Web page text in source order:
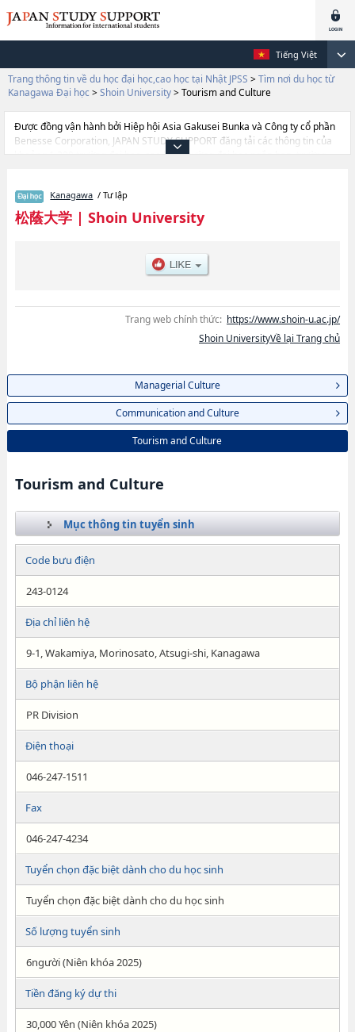
Tiếng Việt
Trang thông tin về du học đại học,cao học tại Nhật JPSS > Tìm nơi du học từ
Kanagawa Đại học > Shoin University> Tourism and Culture
Được đồng vận hành bởi Hiệp hội Asia Gakusei Bunka và Công ty cổ phần
Benesse Corporation, JAPAN STUDY SUPPORT đăng tải các thông tin của
khoảng 1.300 trường đại học, cao học, trường đại học ngắn hạn, trường
thiết dành cho du học sinh, như là về các Ngành Managerial
CulturehoặcNgành Communication and CulturehoặcNgành Tourism and
Culture, thông tin về từng ngành học, thông tin liên quan đến thi tuyển như
Kanagawa / Tư lập
松蔭大学| Shoin University
Trang web chính thức: https://www.shoin-u.ac.jp/
Shoin UniversityVề lại Trang chủ
Managerial Culture
Communication and Culture
Tourism and Culture
Tourism and Culture
Mục thông tin tuyển sinh
Code bưu điện
243-0124
Địa chỉ liên hệ
9-1, Wakamiya, Morinosato, Atsugi-shi, Kanagawa
Bộ phận liên hệ
PR Division
Điện thoại
046-247-1511
Fax
046-247-4234
Tuyển chọn đặc biệt dành cho du học sinh
Tuyển chọn đặc biệt dành cho du học sinh
Số lượng tuyển sinh
6người (Niên khóa 2025)
Tiền đăng ký dự thi
30,000 Yên (Niên khóa 2025)